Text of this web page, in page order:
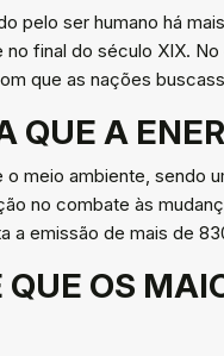
pelo ser humano há
final do século XIX.
que as nações
QUE A
o meio ambiente, sendo
no combate às
a emissão de mais de
OS